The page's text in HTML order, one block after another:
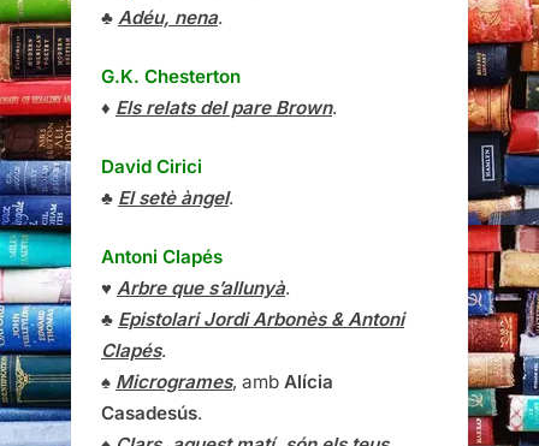
♣ Adéu, nena.
G.K. Chesterton
♦ Els relats del pare Brown.
David Cirici
♣ El setè àngel.
Antoni Clapés
♥ Arbre que s’allunyà.
♣ Epistolari Jordi Arbonès & Antoni
Clapés.
♠ Microgrames, amb Alícia
Casadesús.